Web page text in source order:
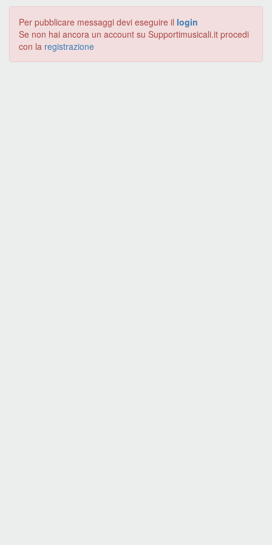
Per pubblicare messaggi devi eseguire il login
Se non hai ancora un account su Supportimusicali.it procedi
con la registrazione